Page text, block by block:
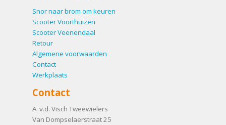
Snor naar brom om keuren
Scooter Voorthuizen
Scooter Veenendaal
Retour
Algemene voorwaarden
Contact
Werkplaats
Contact
A. v.d. Visch Tweewielers
Van Dompselaerstraat 25